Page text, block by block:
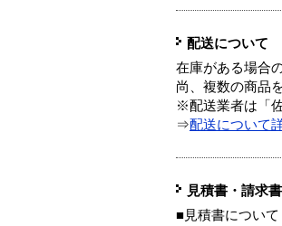
配送について
在庫がある場合
尚、複数の商品
※配送業者は「
⇒配送について
見積書・請求
■見積書について